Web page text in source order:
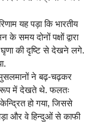
यह पड़ा कि भारतीय
समय दोनों पक्षों द्वारा
घृणा की दृष्टि से देखने लगे.
ने बढ़-चढ़कर
रूप में देखते थे. फलतः
हो गया, जिससे
और वे हिन्दुओं से काफी